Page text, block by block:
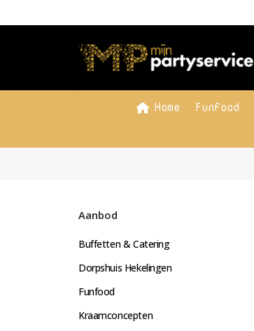
Home Funfood
Aanbod
Buffetten & Catering
Dorpshuis Hekelingen
Funfood
Kraamconcepten